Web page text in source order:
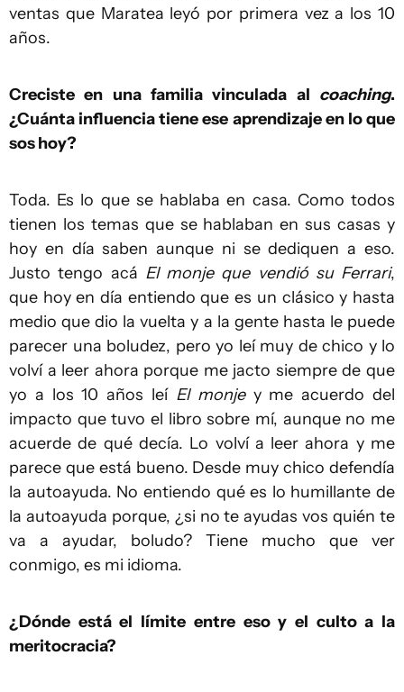
ventas que Maratea leyó por primera vez a los 10
años.
Creciste en una familia vinculada al coaching.
¿Cuánta influencia tiene ese aprendizaje en lo que
sos hoy?
Toda. Es lo que se hablaba en casa. Como todos
tienen los temas que se hablaban en sus casas y
hoy en día saben aunque ni se dediquen a eso.
Justo tengo acá El monje que vendió su Ferrari,
que hoy en día entiendo que es un clásico y hasta
medio que dio la vuelta y a la gente hasta le puede
parecer una boludez, pero yo leí muy de chico y lo
volví a leer ahora porque me jacto siempre de que
yo a los 10 años leí El monje y me acuerdo del
impacto que tuvo el libro sobre mí, aunque no me
acuerde de qué decía. Lo volví a leer ahora y me
parece que está bueno. Desde muy chico defendía
la autoayuda. No entiendo qué es lo humillante de
la autoayuda porque, ¿si no te ayudas vos quién te
va a ayudar, boludo? Tiene mucho que ver
conmigo, es mi idioma.
¿Dónde está el límite entre eso y el culto a la
meritocracia?